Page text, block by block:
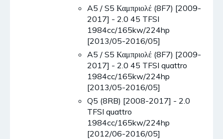
A5 / S5 Καμπριολέ (8F7) [2009-
2017] - 2.0 45 TFSI
1984cc/165kw/224hp
[2013/05-2016/05]
A5 / S5 Καμπριολέ (8F7) [2009-
2017] - 2.0 45 TFSI quattro
1984cc/165kw/224hp
[2013/05-2016/05]
Q5 (8RB) [2008-2017] - 2.0
TFSI quattro
1984cc/165kw/224hp
[2012/06-2016/05]